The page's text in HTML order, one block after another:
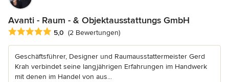
Avanti - Raum - & Objektausstattungs GmbH
Durchschnittliche Bewertung: 5 von 5 Sternen
5,0 (2 Bewertungen)
Geschäftsführer, Designer und Raumausstattermeister Gerd
Krah verbindet seine langjährigen Erfahrungen im Handwerk
mit denen im Handel von aus...